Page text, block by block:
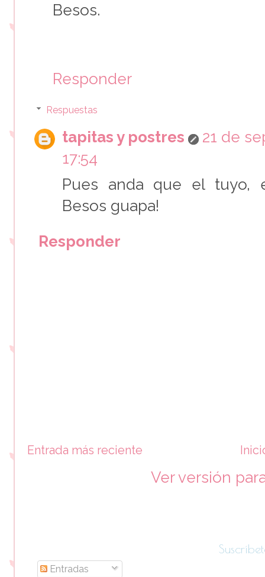
Besos.
Responder
Respuestas
tapitas y postres
21 de
17:54
Pues anda que el tuyo,
Besos guapa!
Responder
Entrada más reciente
Ver versión
Entradas